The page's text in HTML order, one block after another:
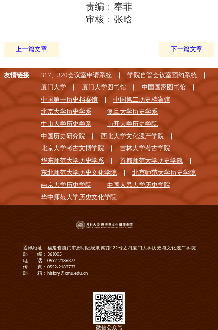
责编：奉菲
审核：张晗
上一篇文章 下一篇文章
友情链接 317、320会议室申请系统
学院自管会议室预约系统
厦门大学
厦门大学图书馆
中国国家图书馆
中国第一历史档案馆
中国第二历史档案馆
北京大学历史学系
复旦大学历史学系
中山大学历史学系
南开大学历史学院
中国历史研究院
西北大学文化遗产学院
北京大学考古文博学院
吉林大学考古学院
华东师范大学历史学系
首都师范大学历史学院
东北师范大学历史文化学院
北京师范大学历史学院
南京大学历史学院
中国人民大学历史学院
华中师范大学历史文化学院
通讯地址：福建省厦门市思明区思明南路422号之四厦门大学历史与文化遗产学院
邮 编：361005
电 话：0592-2186377
传 真：0592-2182732
邮 箱：history@xmu.edu.cn
微信公众号